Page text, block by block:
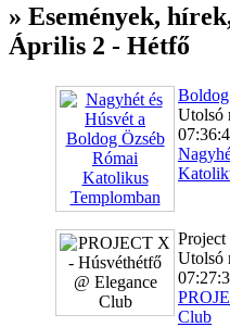
» Események,
Április 2 - Hétfő
Utolsó
Utolsó
Club